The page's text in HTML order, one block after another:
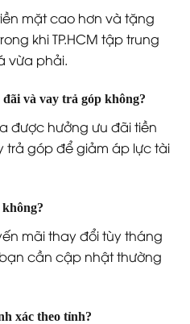
mặt cao hơn và tặng
khi TP.HCM tập trung
vừa phải.
và vay trả góp không?
được hưởng ưu đãi tiền
trả góp để giảm áp lực tài
mãi thay đổi tùy tháng
cần cập nhật thường
xác theo tỉnh?